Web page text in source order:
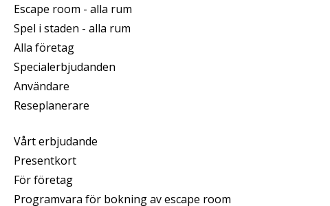
Escape room - alla rum
Spel i staden - alla rum
Alla företag
Specialerbjudanden
Användare
Reseplanerare
Vårt erbjudande
Presentkort
För företag
Programvara för bokning av escape room